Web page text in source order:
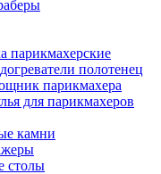
парикмахерские
полотенец
парикмахера
для парикмахеров
камни
столы